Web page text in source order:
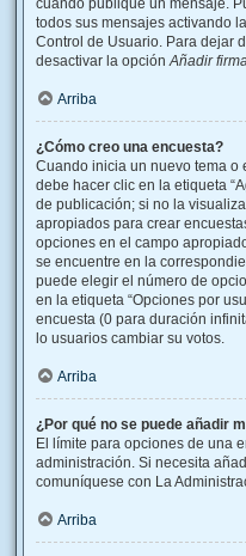
cuando publique un mensaje.
todos sus mensajes activando
Control de Usuario. Para dejar
desactivar la opciónAñadir
Arriba
¿Cómo creo una encuesta?
Cuando inicia un nuevo tema o
debe hacer clic en la etiqueta
de publicación; si no la
apropiados para crear
opciones en el campo
se encuentre en la
puede elegir el número de
en la etiqueta “Opciones por
encuesta (0 para duración
lo usuarios cambiar su votos.
Arriba
¿Por qué no se puede añadir
El límite para opciones de una
administración. Si necesita
comuníquese con La
Arriba